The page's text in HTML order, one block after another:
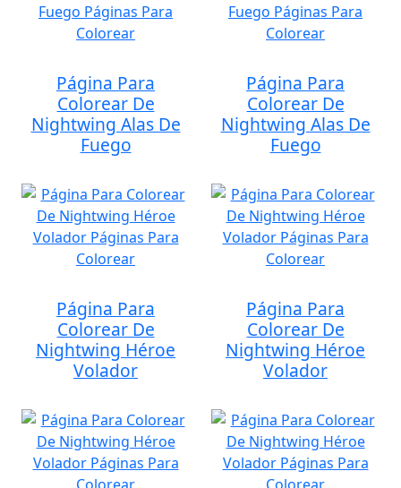
Página Para
Colorear De
Nightwing Alas De
Fuego
Página Para
Colorear De
Nightwing Alas De
Fuego
Página Para
Colorear De
Nightwing Héroe
Volador
Página Para
Colorear De
Nightwing Héroe
Volador